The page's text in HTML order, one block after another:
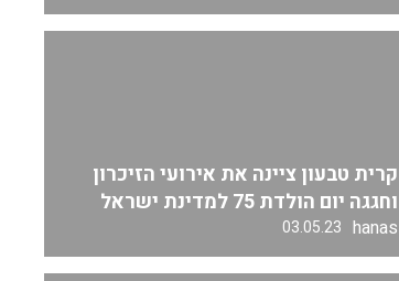
קרית טבעון ציינה את אירועי הזיכרון
וחגגה יום הולדת 75 למדינת ישראל
hanas
03.05.23